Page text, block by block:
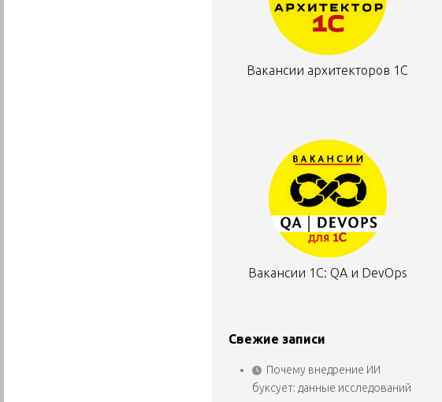
Вакансии архитекторов 1С
Вакансии 1С: QA и DevOps
Свежие записи
Почему внедрение ИИ
буксует: данные исследований